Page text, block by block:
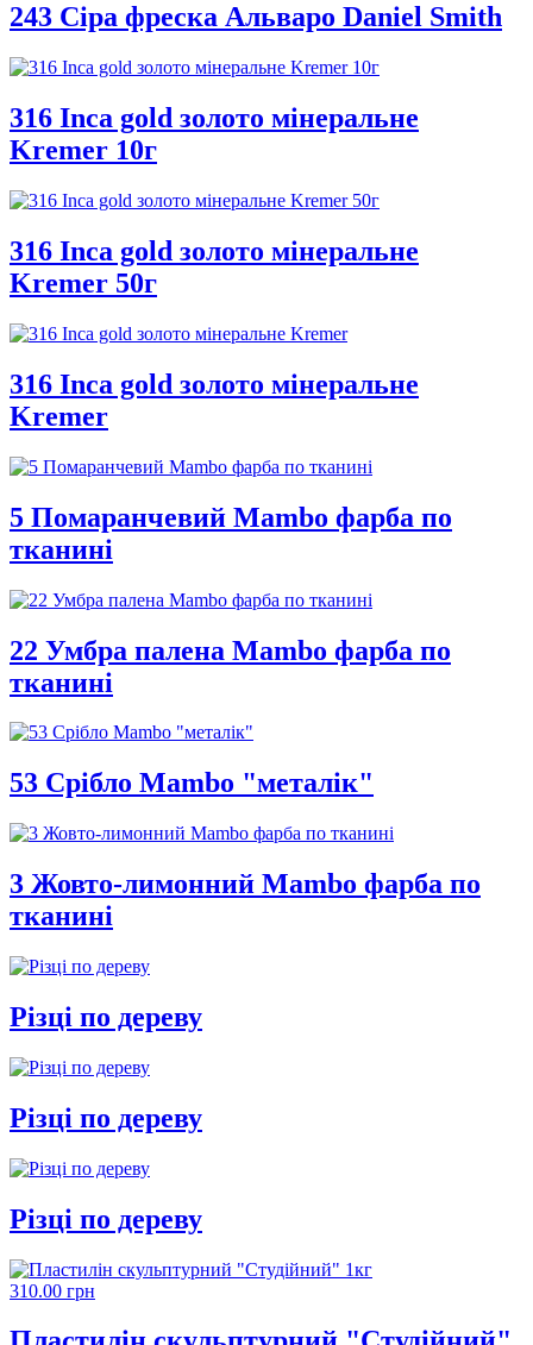
243 Сіра фреска Альваро Daniel Smith
316 Inca gold золото мінеральне
Kremer 10г
316 Inca gold золото мінеральне
Kremer 50г
316 Inca gold золото мінеральне
Kremer
5 Помаранчевий Mambo фарба по
тканині
22 Умбра палена Mambo фарба по
тканині
53 Срібло Mambo "металік"
3 Жовто-лимонний Mambo фарба по
тканині
Різці по дереву
Різці по дереву
Різці по дереву
310.00 грн